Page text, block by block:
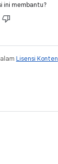
ini membantu?
Lisensi Konten